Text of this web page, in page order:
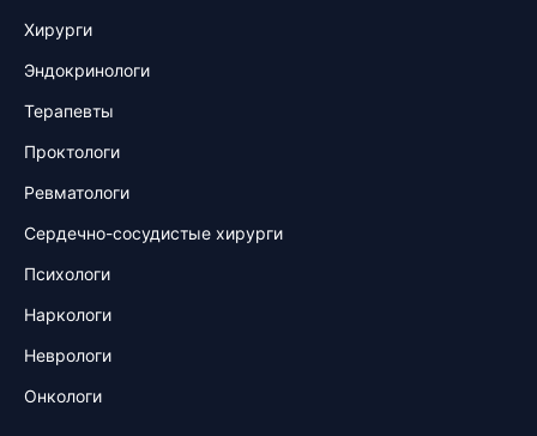
Хирурги
Эндокринологи
Терапевты
Проктологи
Ревматологи
Сердечно-сосудистые хирурги
Психологи
Наркологи
Неврологи
Онкологи